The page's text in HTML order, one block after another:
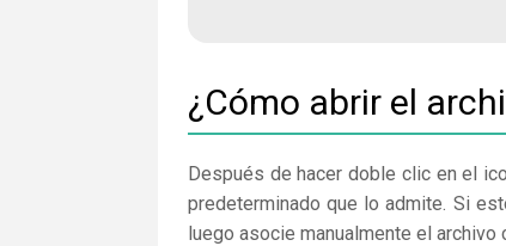
¿Cómo abrir el
Después de hacer doble clic en el
predeterminado que lo admite. Si
luego asocie manualmente el archivo